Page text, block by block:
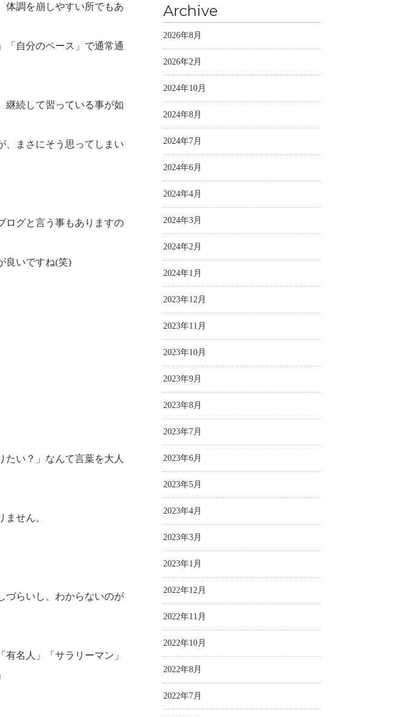
体調を崩しやすい所でもあ
「自分のペース」で通常通
継続して習っている事が如
、まさにそう思ってしまい
ログと言う事もありますの
良いですね(笑)
たい？」なんて言葉を大人
せん。
づらいし、わからないのが
有名人」「サラリーマン」
Archive
2026年8月
2026年2月
2024年10月
2024年8月
2024年7月
2024年6月
2024年4月
2024年3月
2024年2月
2024年1月
2023年12月
2023年11月
2023年10月
2023年9月
2023年8月
2023年7月
2023年6月
2023年5月
2023年4月
2023年3月
2023年1月
2022年12月
2022年11月
2022年10月
2022年8月
2022年7月